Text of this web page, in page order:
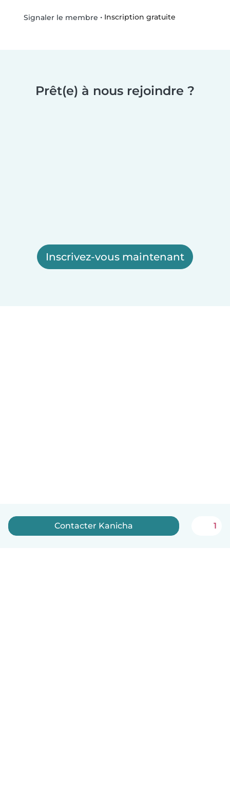
Signaler le membre • Inscription gratuite
Prêt(e) à nous rejoindre ?
Inscrivez-vous maintenant
Contacter Kanicha 1